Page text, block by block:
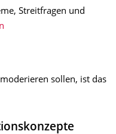
Streitfragen und
sollen, ist das